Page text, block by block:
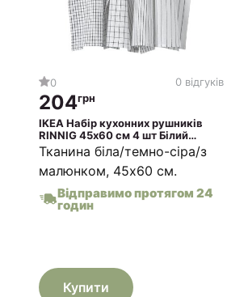
0 0 відгуків
204грн
IKEA Набір кухонних рушників
RINNIG 45х60 см 4 шт Білий
(ИКЕА РИННИГ)
Тканина біла/темно-сіра/з
малюнком, 45х60 см.
Відправимо протягом 24
годин
Купити